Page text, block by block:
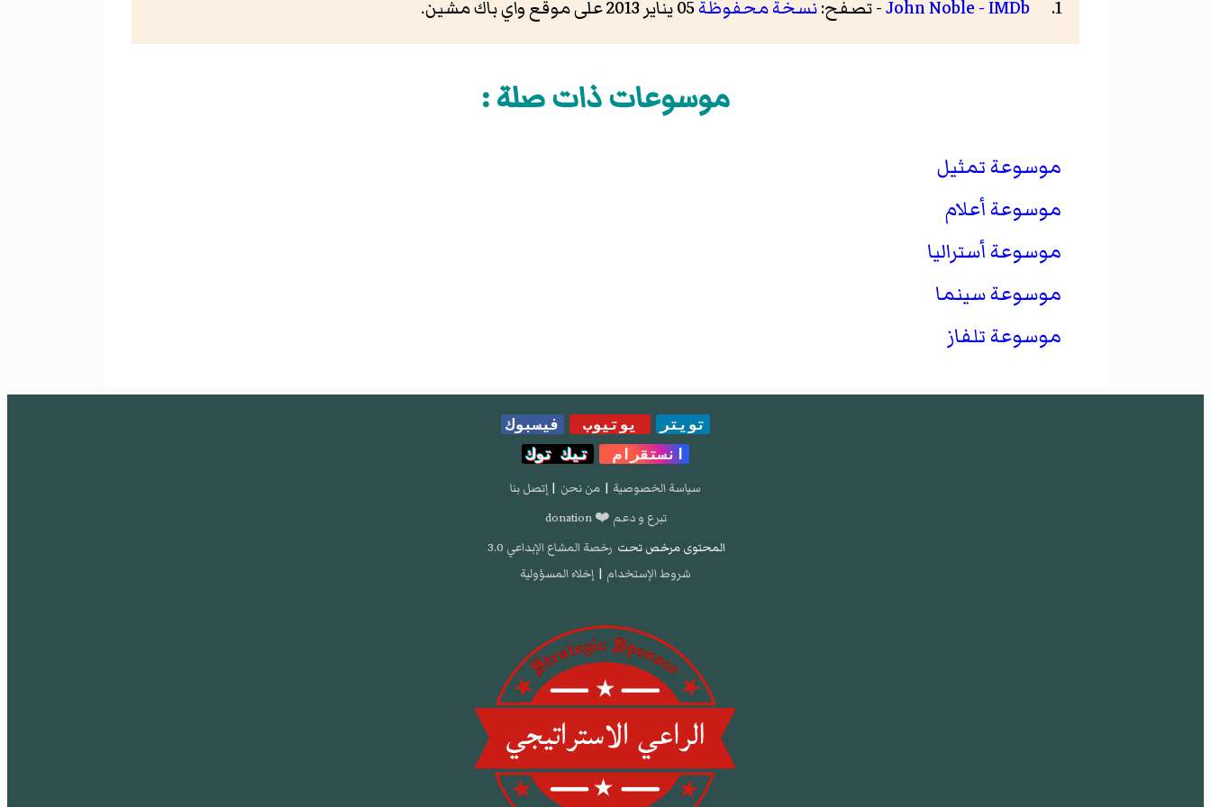
John Noble - IMDb- تصفح:نسخة محفوظة05 يناير 2013 على موقع واي باك مشين.
موسوعات ذات صلة :
موسوعة تمثيل
موسوعة أعلام
موسوعة أستراليا
موسوعة سينما
موسوعة تلفاز
تويتر يوتيوب
فيسبوك
انستقرام
تيك توك
سياسة الخصوصية | من نحن | إتصل بنا
تبرع و دعم ❤️ donation
المحتوى مرخص تحت رخصة المشاع الإبداعي 3.0
شروط الإستخدام | إخلاء المسؤولية